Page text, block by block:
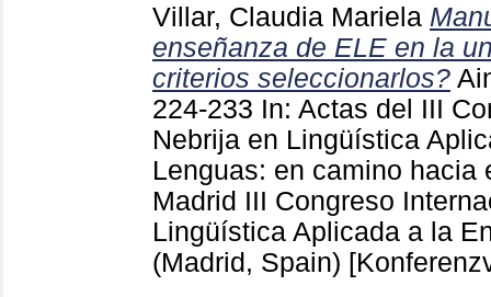
Villar, Claudia Mariela
enseñanza de ELE en la
criterios seleccionarlos?
224-233 In: Actas del III
Nebrija en Lingüística
Lenguas: en camino hacia
Madrid III Congreso
Lingüística Aplicada a la
(Madrid, Spain)